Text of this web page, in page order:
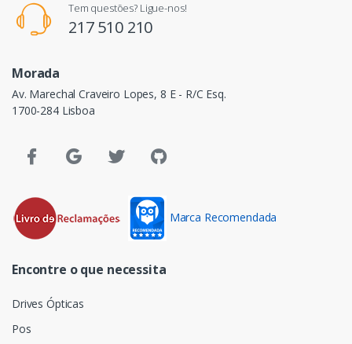
Tem questões? Ligue-nos!
217 510 210
Morada
Av. Marechal Craveiro Lopes, 8 E - R/C Esq.
1700-284 Lisboa
Marca Recomendada
Encontre o que necessita
Drives Ópticas
Pos